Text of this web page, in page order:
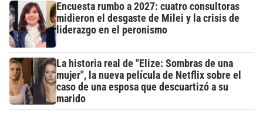
Encuesta rumbo a 2027: cuatro consultoras
midieron el desgaste de Milei y la crisis de
liderazgo en el peronismo
La historia real de "Elize: Sombras de una
mujer", la nueva película de Netflix sobre el
caso de una esposa que descuartizó a su
marido